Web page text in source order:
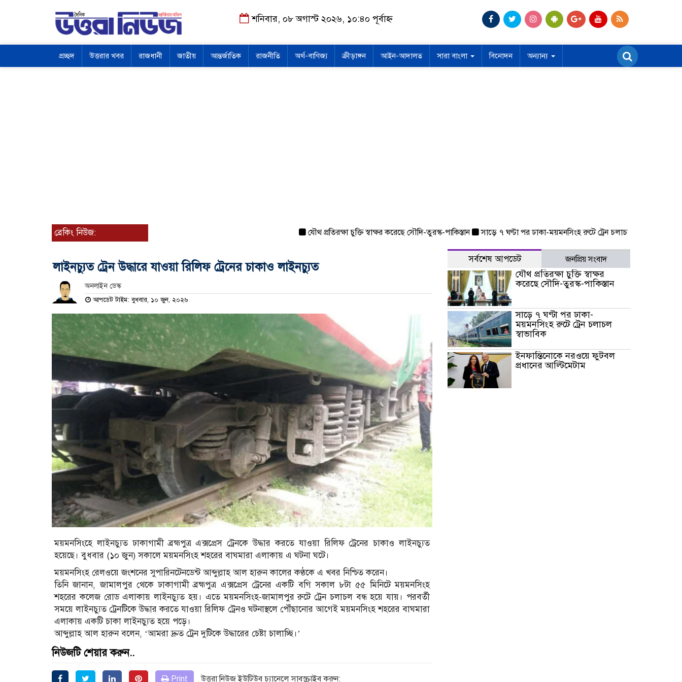
শনিবার, ০৮ অগাস্ট ২০২৬, ১০:৪০ পূর্বাহ্ন
প্রচ্ছদ উত্তরার খবর রাজধানী জাতীয় আন্তর্জাতিক রাজনীতি অর্থ-বাণিজ্য ক্রীড়াঙ্গন আইন-আদালত সারা বাংলা বিনোদন অন্যান্য
ব্রেকিং নিউজ: যৌথ প্রতিরক্ষা চুক্তি স্বাক্ষর করেছে সৌদি-তুরস্ক-পাকিস্তান সাড়ে ৭ ঘণ্টা পর ঢাকা-ময়মনসিংহ রুটে ট্রেন চলাচল স্বাভাবিক
লাইনচ্যুত ট্রেন উদ্ধারে যাওয়া রিলিফ ট্রেনের চাকাও লাইনচ্যুত
অনলাইন ডেস্ক
আপডেট টাইম: বুধবার, ১০ জুন, ২০২৬
ময়মনসিংহে লাইনচ্যুত ঢাকাগামী ব্রহ্মপুত্র এক্সপ্রেস ট্রেনকে উদ্ধার করতে যাওয়া রিলিফ ট্রেনের চাকাও লাইনচ্যুত
হয়েছে। বুধবার (১০ জুন) সকালে ময়মনসিংহ শহরের বাঘমারা এলাকায় এ ঘটনা ঘটে।
ময়মনসিংহ রেলওয়ে জংশনের সুপারিনটেনডেন্ট আব্দুল্লাহ আল হারুন কালের কণ্ঠকে এ খবর নিশ্চিত করেন।
তিনি জানান, জামালপুর থেকে ঢাকাগামী ব্রহ্মপুত্র এক্সপ্রেস ট্রেনের একটি বগি সকাল ৮টা ৫৫ মিনিটে ময়মনসিংহ
শহরের কলেজ রোড এলাকায় লাইনচ্যুত হয়। এতে ময়মনসিংহ-জামালপুর রুটে ট্রেন চলাচল বন্ধ হয়ে যায়। পরবর্তী
সময়ে লাইনচ্যুত ট্রেনটিকে উদ্ধার করতে যাওয়া রিলিফ ট্রেনও ঘটনাস্থলে পৌঁছানোর আগেই ময়মনসিংহ শহরের বাঘমারা
এলাকায় একটি চাকা লাইনচ্যুত হয়ে পড়ে।
আব্দুল্লাহ আল হারুন বলেন, ‘আমরা দ্রুত ট্রেন দুটিকে উদ্ধারের চেষ্টা চালাচ্ছি।’
নিউজটি শেয়ার করুন..
Print উত্তরা নিউজ ইউটিউব চ্যানেলে সাবস্ক্রাইব করুন:
সর্বশেষ আপডেট জনপ্রিয় সংবাদ
যৌথ প্রতিরক্ষা চুক্তি স্বাক্ষর
করেছে সৌদি-তুরস্ক-পাকিস্তান
সাড়ে ৭ ঘণ্টা পর ঢাকা-
ময়মনসিংহ রুটে ট্রেন চলাচল
স্বাভাবিক
ইনফান্তিনোকে নরওয়ে ফুটবল
প্রধানের আল্টিমেটাম